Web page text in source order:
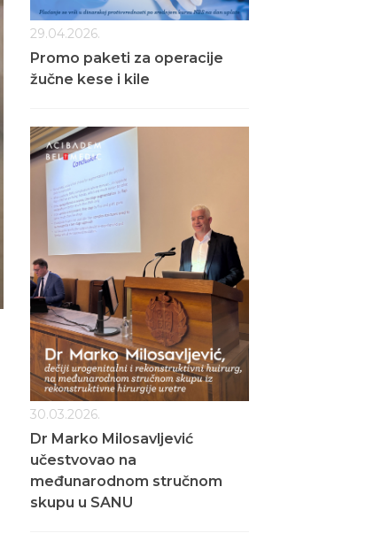
29.04.2026.
Promo paketi za operacije
žučne kese i kile
30.03.2026.
Dr Marko Milosavljević
učestvovao na
međunarodnom stručnom
skupu u SANU